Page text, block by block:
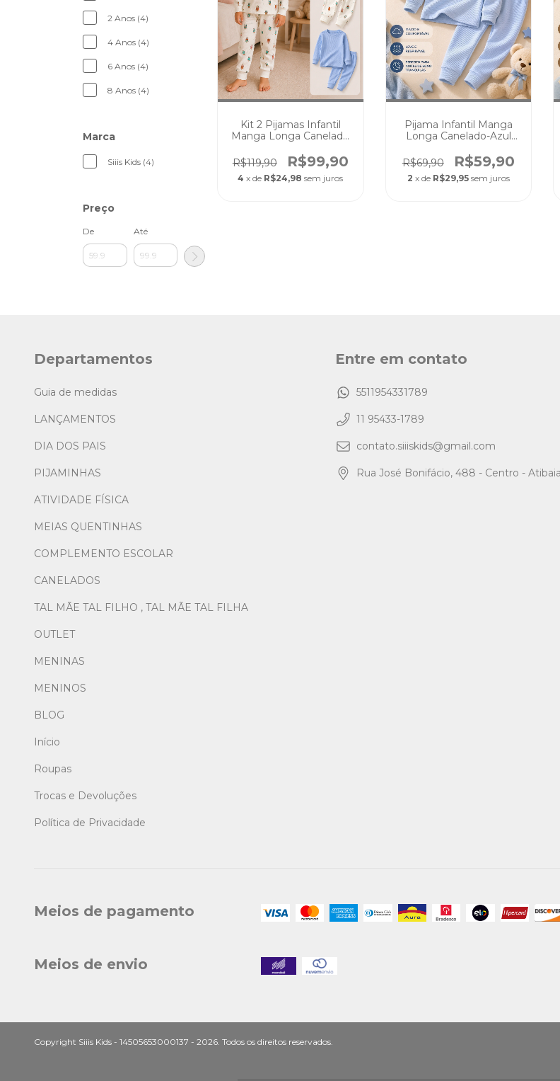
2 Anos (4)
4 Anos (4)
6 Anos (4)
8 Anos (4)
Marca
Siiis Kids (4)
Preço
De Até
Kit 2 Pijamas Infantil
Manga Longa Canelado
Menina 2 A 12 anos
R$119,90 R$99,90
4 x de R$24,98 sem juros
Pijama Infantil Manga
Longa Canelado-Azul
e Maciez
R$69,90 R$59,90
2 x de R$29,95 sem juros
Departamentos
Guia de medidas
LANÇAMENTOS
DIA DOS PAIS
PIJAMINHAS
ATIVIDADE FÍSICA
MEIAS QUENTINHAS
COMPLEMENTO ESCOLAR
CANELADOS
TAL MÃE TAL FILHO , TAL MÃE TAL FILHA
OUTLET
MENINAS
MENINOS
BLOG
Início
Roupas
Trocas e Devoluções
Política de Privacidade
Entre em contato
5511954331789
11 95433-1789
contato.siiiskids@gmail.com
Rua José Bonifácio, 488 - Centro - Atibaia
Meios de pagamento
Meios de envio
Copyright Siiis Kids - 14505653000137 - 2026. Todos os direitos reservados.